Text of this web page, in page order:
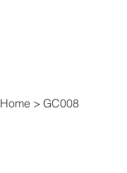
Home > GC008